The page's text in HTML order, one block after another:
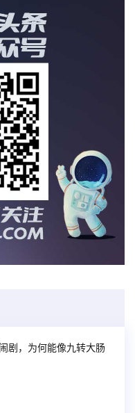
剧，为何能像九转大肠